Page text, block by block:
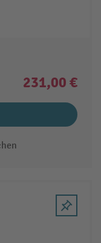
231,00 €